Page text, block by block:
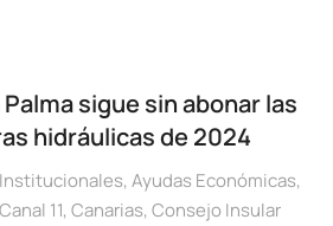
sigue sin abonar las
hidráulicas de 2024
, Ayudas Económicas,
Canal 11, Canarias, Consejo Insular